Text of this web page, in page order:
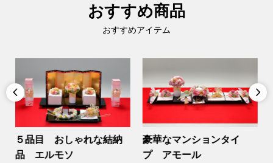
おすすめ商品
おすすめアイテム

５品目 おしゃれな結納
品 エルモソ
豪華なマンションタイ
プ アモール
